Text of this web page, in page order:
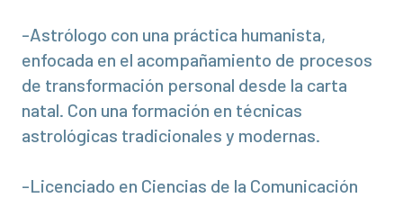
-Astrólogo con una práctica humanista,
enfocada en el acompañamiento de procesos
de transformación personal desde la carta
natal. Con una formación en técnicas
astrológicas tradicionales y modernas.
-Licenciado en Ciencias de la Comunicación